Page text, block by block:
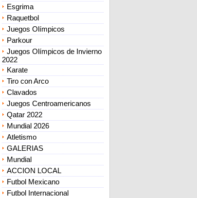
Esgrima
Raquetbol
Juegos Olímpicos
Parkour
Juegos Olímpicos de Invierno
2022
Karate
Tiro con Arco
Clavados
Juegos Centroamericanos
Qatar 2022
Mundial 2026
Atletismo
GALERIAS
Mundial
ACCION LOCAL
Futbol Mexicano
Futbol Internacional